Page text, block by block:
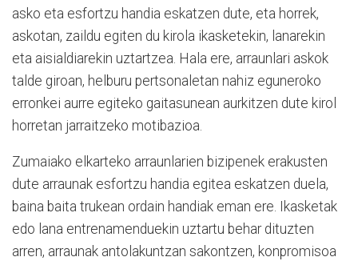
asko eta esfortzu handia eskatzen dute, eta horrek,
askotan, zaildu egiten du kirola ikasketekin, lanarekin
eta aisialdiarekin uztartzea. Hala ere, arraunlari askok
talde giroan, helburu pertsonaletan nahiz eguneroko
erronkei aurre egiteko gaitasunean aurkitzen dute kirol
horretan jarraitzeko motibazioa.
Zumaiako elkarteko arraunlarien bizipenek erakusten
dute arraunak esfortzu handia egitea eskatzen duela,
baina baita trukean ordain handiak eman ere. Ikasketak
edo lana entrenamenduekin uztartu behar dituzten
arren, arraunak antolakuntzan sakontzen, konpromisoa